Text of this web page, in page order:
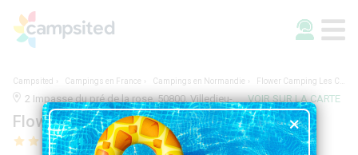
Campsited Campings en France Campings en Normandie Flower Camping Les Chevaliers de Malte
2 Impasse du pré de la rose, 50800, Villedieu-Les-Poêles, France | 0.4KM DE VILLEDIEU-LES-POÊLES VOIR SUR LA CARTE
Flower Camping Les Chevaliers de Malte